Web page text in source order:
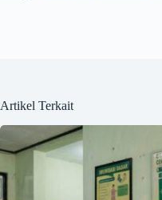
Artikel Terkait